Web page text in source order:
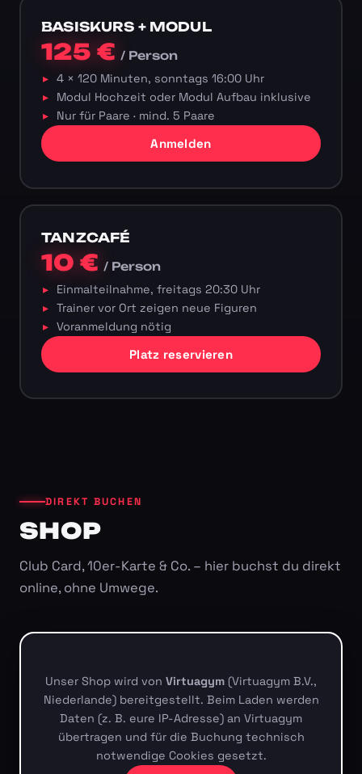
BASISKURS + MODUL
125 €/ Person
4 × 120 Minuten, sonntags 16:00 Uhr
Modul Hochzeit oder Modul Aufbau inklusive
Nur für Paare · mind. 5 Paare
Anmelden
TANZCAFÉ
10 €/ Person
Einmalteilnahme, freitags 20:30 Uhr
Trainer vor Ort zeigen neue Figuren
Voranmeldung nötig
Platz reservieren
DIREKT BUCHEN
SHOP
Club Card, 10er-Karte & Co. – hier buchst du direkt
online, ohne Umwege.
Unser Shop wird von Virtuagym (Virtuagym B.V.,
Niederlande) bereitgestellt. Beim Laden werden
Daten (z. B. eure IP-Adresse) an Virtuagym
übertragen und für die Buchung technisch
notwendige Cookies gesetzt.